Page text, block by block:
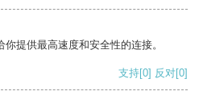
提供最高速度和安全性的连接。
支持[0] 反对[0]